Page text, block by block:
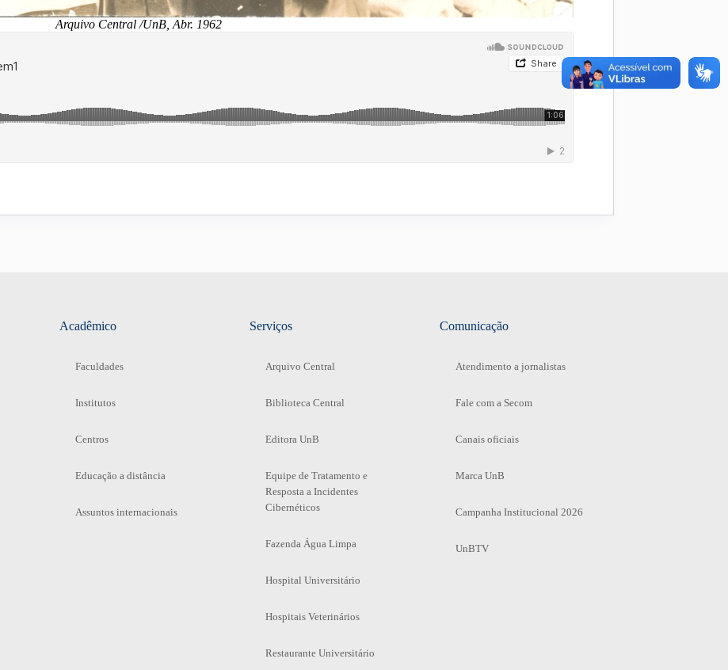
Arquivo Central /UnB, Abr. 1962
Acadêmico
Faculdades
Institutos
Centros
Educação a distância
Assuntos internacionais
Serviços
Arquivo Central
Biblioteca Central
Editora UnB
Equipe de Tratamento e
Resposta a Incidentes
Cibernéticos
Fazenda Água Limpa
Hospital Universitário
Hospitais Veterinários
Restaurante Universitário
Comunicação
Atendimento a jornalistas
Fale com a Secom
Canais oficiais
Marca UnB
Campanha Institucional 2026
UnBTV